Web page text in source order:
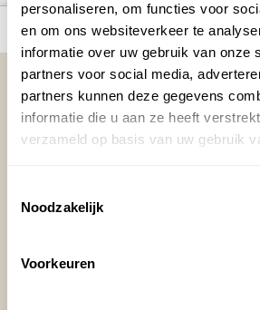
personaliseren, om functies voor
en om ons websiteverkeer te
informatie over uw gebruik van onze
partners voor social media,
partners kunnen deze gegevens
informatie die u aan ze heeft
verzameld op basis van uw gebruik
Noodzakelijk
Voorkeuren
number_of_trips:
Bekijk alle reizen naar Myanmar
Vakantietips & Inspiratie?
Voornaam
E-mailadres* Waar